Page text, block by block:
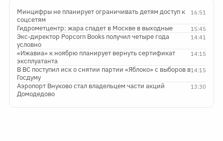
16:51
Минцифры не планирует ограничивать детям доступ к
соцсетям
15:45
Гидрометцентр: жара спадет в Москве в выходные
14:41
Экс-директор Popcorn Books получил четыре года
условно
14:15
«Ижавиа» к ноябрю планирует вернуть сертификат
эксплуатанта
14:15
В ВС поступил иск о снятии партии «Яблоко» с выборов в
Госдуму
13:30
Аэропорт Внуково стал владельцем части акций
Домодедово